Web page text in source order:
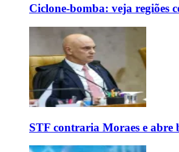
Ciclone-bomba: veja regiões
STF contraria Moraes e abre